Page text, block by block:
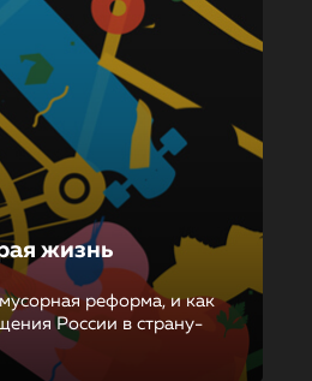
жизнь
реформа, и как
России в страну-